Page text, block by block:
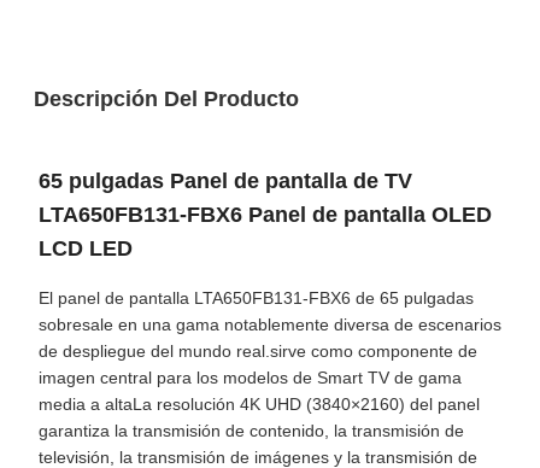
Descripción Del Producto
65 pulgadas Panel de pantalla de TV
LTA650FB131-FBX6 Panel de pantalla OLED
LCD LED
El panel de pantalla LTA650FB131-FBX6 de 65 pulgadas
sobresale en una gama notablemente diversa de escenarios
de despliegue del mundo real.sirve como componente de
imagen central para los modelos de Smart TV de gama
media a altaLa resolución 4K UHD (3840×2160) del panel
garantiza la transmisión de contenido, la transmisión de
televisión, la transmisión de imágenes y la transmisión de